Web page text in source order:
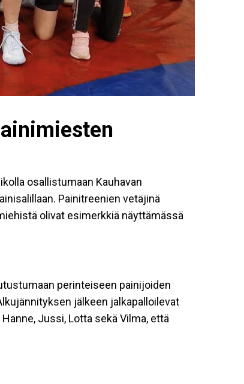
osallistumaan Kauhavan
Painitreenien vetäjinä
olivat esimerkkiä näyttämässä
perinteiseen painijoiden
jälkeen jalkapalloilevat
Jussi, Lotta sekä Vilma, että